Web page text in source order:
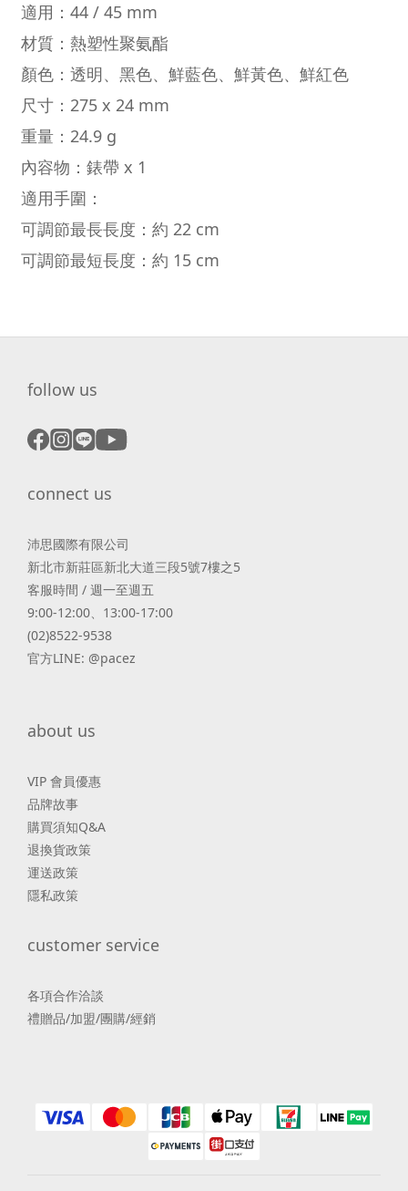
適用：44 / 45 mm
材質：熱塑性聚氨酯
顏色：透明、黑色、鮮藍色、鮮黃色、鮮紅色
尺寸：275 x 24 mm
重量：24.9 g
內容物：錶帶 x 1
適用手圍：
可調節最長長度：約 22 cm
可調節最短長度：約 15 cm
follow us
connect us
沛思國際有限公司
新北市新莊區新北大道三段5號7樓之5
客服時間 / 週一至週五
9:00-12:00、13:00-17:00
(02)8522-9538
官方LINE: @pacez
about us
VIP 會員優惠
品牌故事
購買須知Q&A
退換貨政策
運送政策
隱私政策
customer service
各項合作洽談
禮贈品/加盟/團購/經銷